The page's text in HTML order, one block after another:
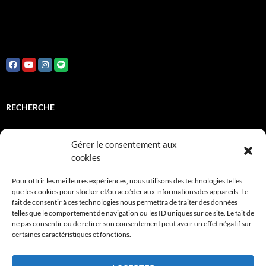
Gérer le consentement aux
cookies
Pour offrir les meilleures expériences, nous utilisons des technologies telles
que les cookies pour stocker et/ou accéder aux informations des appareils. Le
fait de consentir à ces technologies nous permettra de traiter des données
telles que le comportement de navigation ou les ID uniques sur ce site. Le fait de
ne pas consentir ou de retirer son consentement peut avoir un effet négatif sur
certaines caractéristiques et fonctions.
RECHERCHE
INSTITUTIONNELS
Adami
FCM
Sacem